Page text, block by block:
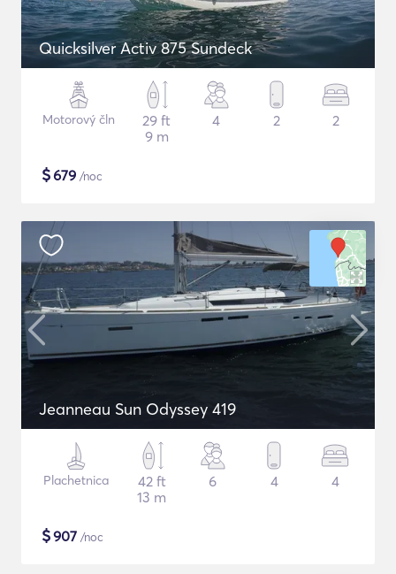
Quicksilver Activ 875 Sundeck
Motorový čln
29 ft
9 m
4 2 2
$679 /noc
Jeanneau Sun Odyssey 419
Plachetnica
42 ft
13 m
6 4 4
$907 /noc